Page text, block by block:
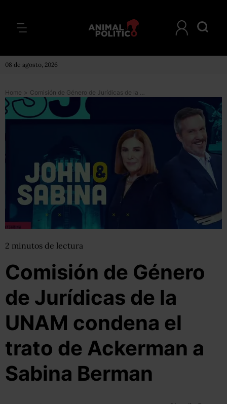
08 de agosto, 2026
Home > Comisión de Género de Jurídicas de la UNAM condena el trato de Ackerman a Sabina Berman
2 minutos de lectura
Comisión de Género
de Jurídicas de la
UNAM condena el
trato de Ackerman a
Sabina Berman